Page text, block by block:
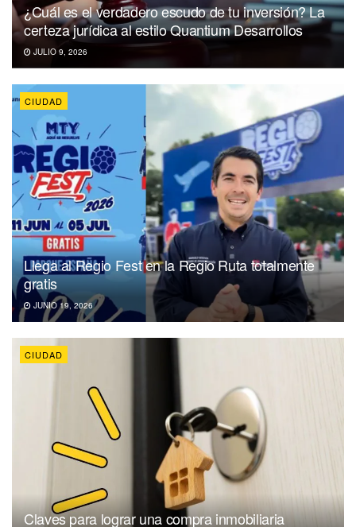
¿Cuál es el verdadero escudo de tu inversión? La
certeza jurídica al estilo Quantium Desarrollos
JULIO 9, 2026
CIUDAD
Llega al Regio Fest en la Regio Ruta totalmente
gratis
JUNIO 19, 2026
CIUDAD
Claves para lograr una compra inmobiliaria